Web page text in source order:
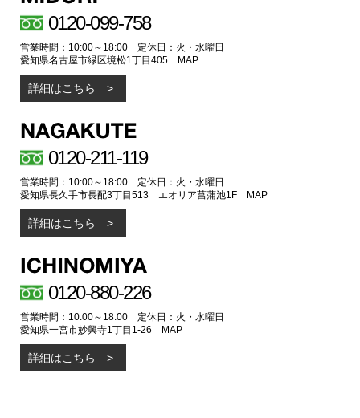
0120-099-758
営業時間：10:00～18:00 定休日：火・水曜日
愛知県名古屋市緑区境松1丁目405
MAP
詳細はこちら
0120-211-119
営業時間：10:00～18:00 定休日：火・水曜日
愛知県長久手市長配3丁目513 エオリア菖蒲池1F
MAP
詳細はこちら
0120-880-226
営業時間：10:00～18:00 定休日：火・水曜日
愛知県一宮市妙興寺1丁目1-26
MAP
詳細はこちら